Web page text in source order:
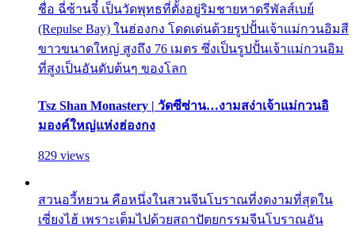
ชื่อ ฉี่ซ้านจี๋ เป็นวัดพุทธที่ตั้งอยู่ริมชายหาดรีพัลส์เบย์
(Repulse Bay) ในฮ่องกง โดดเด่นด้วยรูปปั้นเจ้าแม่กวนอิมสี
ขาวขนาดใหญ่ สูงถึง 76 เมตร ซึ่งเป็นรูปปั้นเจ้าแม่กวนอิม
ที่สูงเป็นอันดับต้นๆ ของโลก
Tsz Shan Monastery | วัดซีซ่าน…งามสง่าเจ้าแม่กวนอิ
มองค์ใหญ่แห่งฮ่องกง
829 views
สวนอวี้หยวน คือหนึ่งในสวนจีนโบราณที่งดงามที่สุดใน
เซี่ยงไฮ้ เพราะเต็มไปด้วยสถาปัตยกรรมจีนโบราณอัน